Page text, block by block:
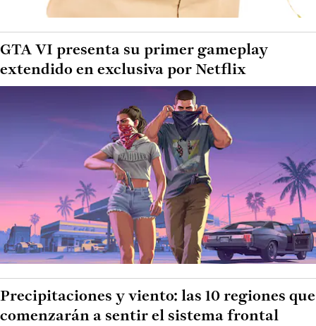
GTA VI presenta su primer gameplay
extendido en exclusiva por Netflix
Precipitaciones y viento: las 10 regiones que
comenzarán a sentir el sistema frontal